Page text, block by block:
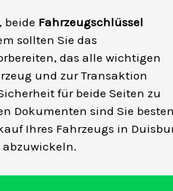
beide Fahrzeugschlüssel
sollten Sie das
das alle wichtigen
und zur Transaktion
für beide Seiten zu
Dokumenten sind Sie
Ihres Fahrzeugs in